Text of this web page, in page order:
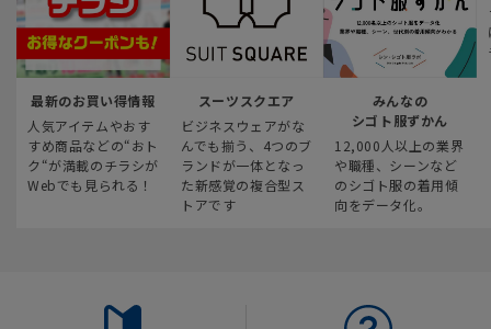
最新のお買い得情報
人気アイテムやおす
すめ商品などの“おト
ク“が満載のチラシが
Webでも見られる！
スーツスクエア
ビジネスウェアがな
んでも揃う、4つのブ
ランドが一体となっ
た新感覚の複合型ス
トアです
みんなの
シゴト服ずかん
12,000人以上の業界
や職種、シーンなど
のシゴト服の着用傾
向をデータ化。